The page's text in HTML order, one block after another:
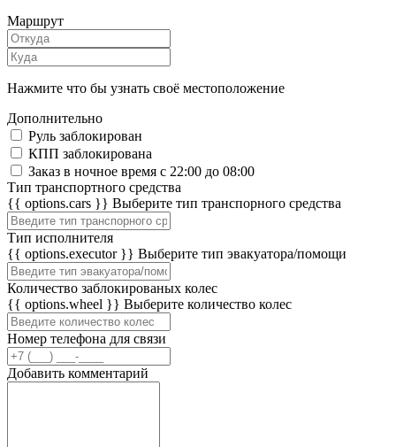
Маршрут
Нажмите что бы узнать своё местоположение
Дополнительно
Руль заблокирован
КПП заблокирована
Заказ в ночное время с 22:00 до 08:00
Тип транспортного средства
{{ options.cars }} Выберите тип транспорного средства
Тип исполнителя
{{ options.executor }} Выберите тип эвакуатора/помощи
Количество заблокированых колес
{{ options.wheel }} Выберите количество колес
Номер телефона для связи
Добавить комментарий